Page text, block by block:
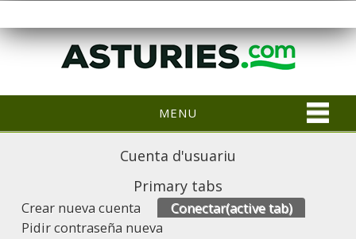
MENU
Cuenta d'usuariu
Primary tabs
Crear nueva cuenta Conectar(active tab)
Pidir contraseña nueva